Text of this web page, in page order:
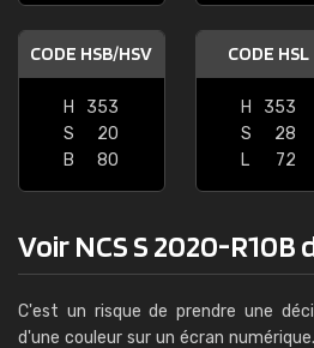
CODE HSB/HSV
H
353
S
20
B
80
CODE HSL
H
353
S
28
L
72
Voir NCS S 2020-R10B
C'est un risque de prendre une
d'une couleur sur un écran